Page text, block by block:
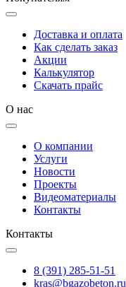
Доставка и оплата
Как сделать заказ
Акции
Калькулятор
Скачать прайс
О нас
О компании
Услуги
Новости
Проекты
Видеоматериалы
Контакты
Контакты
8 (391) 285-51-51
kras@bgazobeton.ru